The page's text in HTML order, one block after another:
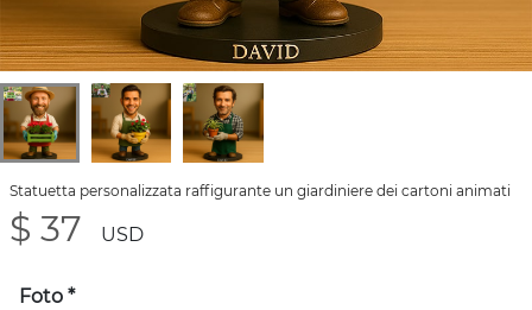
Statuetta personalizzata raffigurante un giardiniere dei cartoni animati
$ 37 USD
Foto *